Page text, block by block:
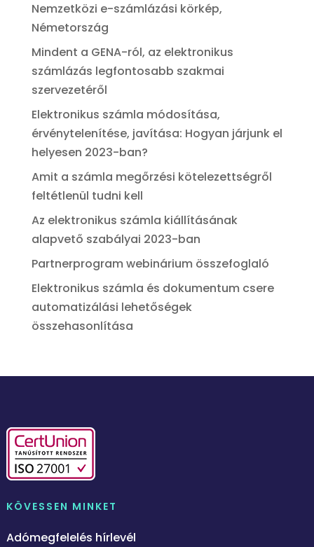
Nemzetközi e-számlázási körkép,
Németország
Mindent a GENA-ról, az elektronikus
számlázás legfontosabb szakmai
szervezetéről
Elektronikus számla módosítása,
érvénytelenítése, javítása: Hogyan járjunk el
helyesen 2023-ban?
Amit a számla megőrzési kötelezettségről
feltétlenül tudni kell
Az elektronikus számla kiállításának
alapvető szabályai 2023-ban
Partnerprogram webinárium összefoglaló
Elektronikus számla és dokumentum csere
automatizálási lehetőségek
összehasonlítása
KÖVESSEN MINKET
Adómegfelelés hírlevél